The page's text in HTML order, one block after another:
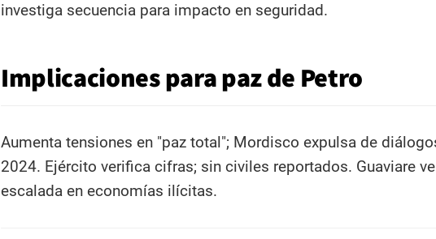
investiga secuencia para impacto en seguridad.​
Implicaciones para paz de Petro
Aumenta tensiones en "paz total"; Mordisco expulsa de
2024. Ejército verifica cifras; sin civiles reportados. Guaviare ve
escalada en economías ilícitas.